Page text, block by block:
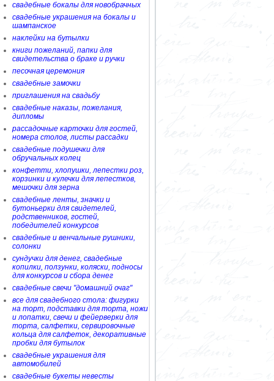
свадебные бокалы для новобрачных
свадебные украшения на бокалы и
шампанское
наклейки на бутылки
книги пожеланий, папки для
свидетельства о браке и ручки
песочная церемония
свадебные замочки
приглашения на свадьбу
свадебные наказы, пожелания,
дипломы
рассадочные карточки для гостей,
номера столов, листы рассадки
свадебные подушечки для
обручальных колец
конфетти, хлопушки, лепестки роз,
корзинки и кулечки для лепестков,
мешочки для зерна
свадебные ленты, значки и
бутоньерки для свидетелей,
родственников, гостей,
победителей конкурсов
свадебные и венчальные рушники,
солонки
сундучки для денег, свадебные
копилки, ползунки, коляски, подносы
для конкурсов и сбора денег
свадебные свечи "домашний очаг"
все для свадебного стола: фигурки
на торт, подставки для торта, ножи
и лопатки, свечи и фейерверки для
торта, салфетки, сервировочные
кольца для салфеток, декоративные
пробки для бутылок
свадебные украшения для
автомобилей
свадебные букеты невесты